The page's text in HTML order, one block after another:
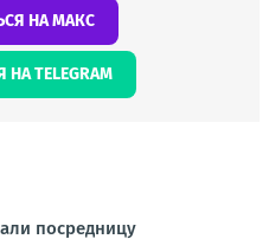
НА МАКС
TELEGRAM
посредницу